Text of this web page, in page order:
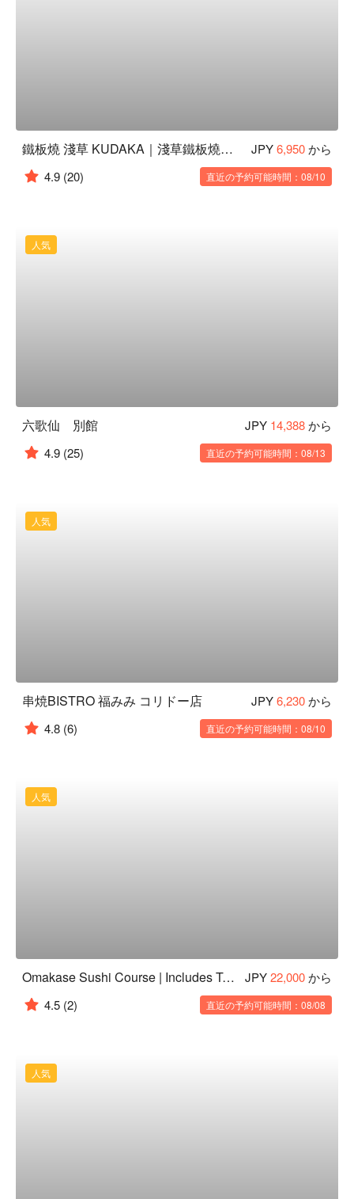
鐵板燒 淺草 KUDAKA｜淺草鐵板燒推薦 JPY6,950から
4.9 (20) 直近の予約可能時間：08/10
人気
六歌仙 別館 JPY 14,388から
4.9 (25) 直近の予約可能時間：08/13
人気
串焼BISTRO 福みみ コリドー店 JPY6,230から
4.8 (6) 直近の予約可能時間：08/10
人気
Omakase Sushi Course | Includes Tearoom Matcha | Sake Pairing Upgrades Available JPY22,000から
4.5 (2) 直近の予約可能時間：08/08
人気